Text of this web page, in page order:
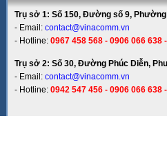
Trụ sở 1: Số 150, Đường số 9, Phường
- Email: contact@vinacomm.vn
- Hotline: 0967 458 568 - 0906 066 638
Trụ sở 2: Số 30, Đường Phúc Diễn,
- Email: contact@vinacomm.vn
- Hotline: 0942 547 456 - 0906 066 638